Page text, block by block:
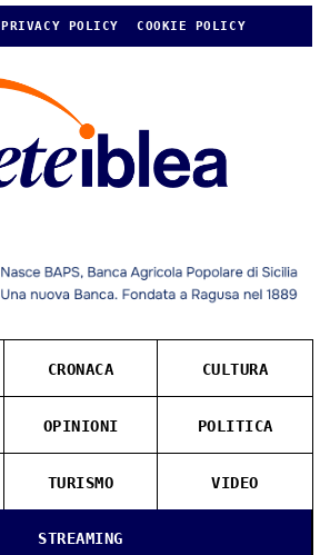
PRIVACY POLICY COOKIE POLICY
STREAMING
CRONACA CULTURA
OPINIONI POLITICA
TURISMO VIDEO